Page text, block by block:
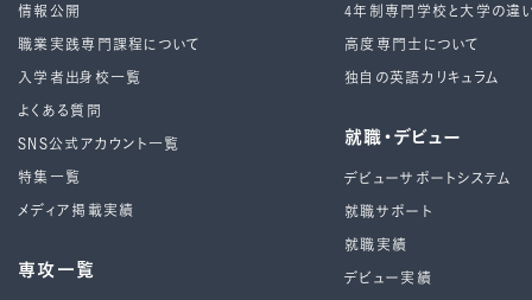
情報公開
職業実践専門課程について
入学者出身校一覧
よくある質問
SNS公式アカウント一覧
特集一覧
メディア掲載実績
専攻一覧
4年制専⾨学校と⼤学の違
高度専門士について
独自の英語カリキュラム
就職・デビュー
デビューサポートシステム
就職サポート
就職実績
デビュー実績